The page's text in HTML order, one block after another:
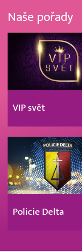
Naše pořady
VIP svět
Policie Delta